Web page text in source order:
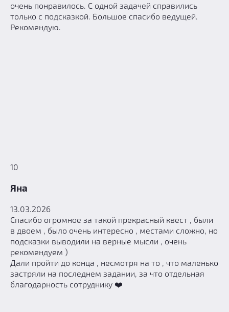
очень понравилось. С одной задачей справились
только с подсказкой. Большое спасибо ведущей.
Рекомендую.
10
Яна
13.03.2026
Спасибо огромное за такой прекрасный квест , были
в двоем , было очень интересно , местами сложно, но
подсказки выводили на верные мысли , очень
рекомендуем )
Дали пройти до конца , несмотря на то , что маленько
застряли на последнем задании, за что отдельная
благодарность сотруднику ❤️